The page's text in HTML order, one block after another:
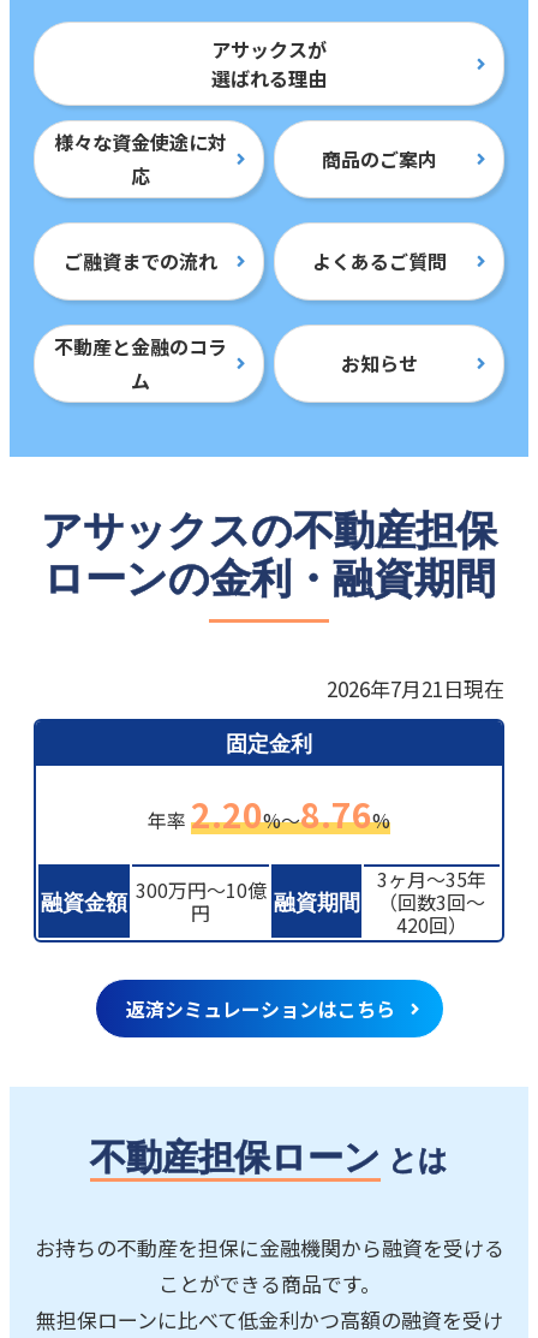
アサックスが
選ばれる理由
様々な資金使途に対
応
商品のご案内
ご融資までの流れ よくあるご質問
不動産と金融のコラ
ム
お知らせ
アサックスの不動産担保
ローンの金利・融資期間
2026年7月21日現在
固定金利
年率 2.20%～8.76%
融資金額 300万円〜10億
円 融資期間
3ヶ月〜35年
（回数3回〜
420回）
返済シミュレーションはこちら
不動産担保ローン とは
お持ちの不動産を担保に金融機関から融資を受ける
ことができる商品です。
無担保ローンに比べて低金利かつ高額の融資を受け